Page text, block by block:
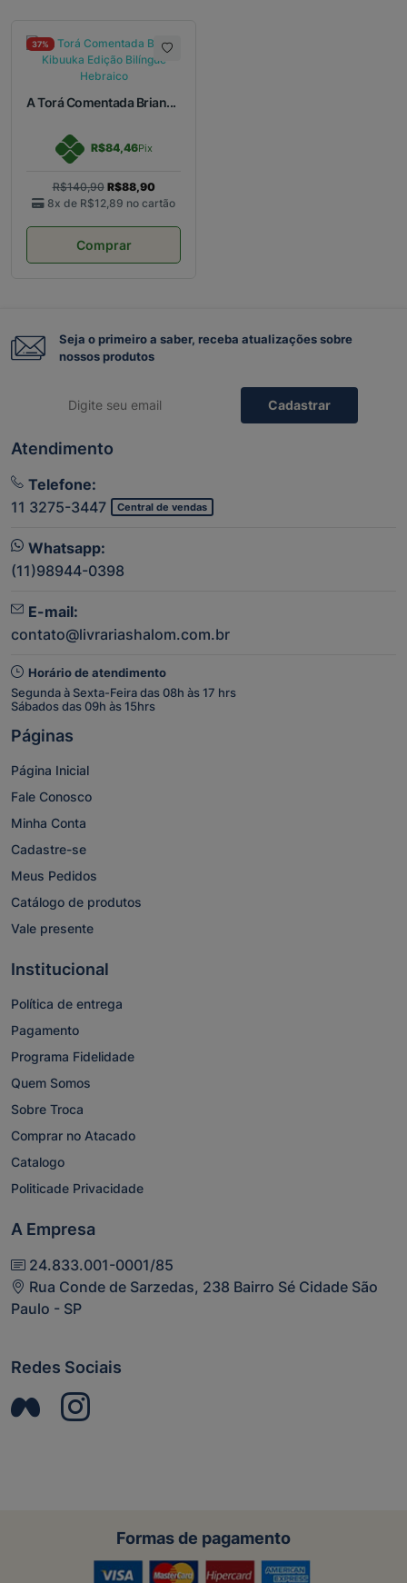
37%
A Torá Comentada Brian...
R$84,46Pix
R$140,90 R$88,90
8x de R$12,89 no cartão
Comprar
Seja o primeiro a saber, receba atualizações sobre
nossos produtos
Cadastrar
Atendimento
Telefone:
11 3275-3447
Central de vendas
Whatsapp:
(11)98944-0398
E-mail:
contato@livrariashalom.com.br
Horário de atendimento
Segunda à Sexta-Feira das 08h às 17 hrs
Sábados das 09h às 15hrs
Páginas
Página Inicial
Fale Conosco
Minha Conta
Cadastre-se
Meus Pedidos
Catálogo de produtos
Vale presente
Institucional
Política de entrega
Pagamento
Programa Fidelidade
Quem Somos
Sobre Troca
Comprar no Atacado
Catalogo
Politicade Privacidade
A Empresa
24.833.001-0001/85
Rua Conde de Sarzedas, 238 Bairro Sé Cidade São
Paulo - SP
Redes Sociais
Formas de pagamento